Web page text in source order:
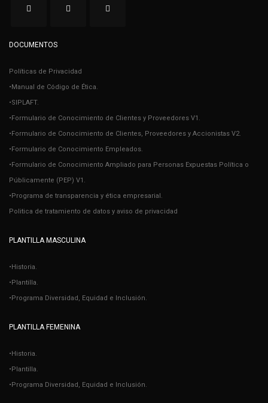
DOCUMENTOS
Políticas de Privacidad
•Manual de Código de Ética.
•SIPLAFT.
•Formulario de Conocimiento de Clientes y Proveedores V1.
•Formulario de Conocimiento de Clientes, Proveedores y Accionistas V2.
•Formulario de Conocimiento Empleados.
•Formulario de Conocimiento Ampliado para Personas Expuestas Política o
Públicamente (PEP) V1.
•Programa de transparencia y ética empresarial.
Politica de tratamiento de datos y aviso de privacidad
PLANTILLA MASCULINA
•Historia.
•Plantilla.
•Programa Diversidad, Equidad e Inclusión.
PLANTILLA FEMENINA
•Historia.
•Plantilla.
•Programa Diversidad, Equidad e Inclusión.